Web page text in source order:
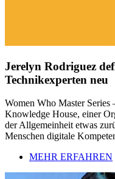
Jerelyn Rodriguez
Technikexperten neu
Women Who Master
Knowledge House, einer
der Allgemeinheit etwas
Menschen digitale
MEHR ERFAHREN